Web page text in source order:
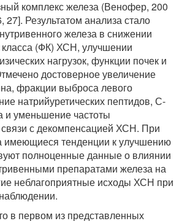
комплекс железа (Венофер, 200
27]. Результатом анализа стало
железа в снижении
(ФК) ХСН, улучшении
нагрузок, функции почек и
достоверное увеличение
фракции выброса левого
натрийуретических пептидов, С-
и уменьшение частоты
связи с декомпенсацией ХСН. При
имеющиеся тенденции к улучшению
полноценные данные о влиянии
препаратами железа на
неблагоприятные исходы ХСН при
в первом из представленных